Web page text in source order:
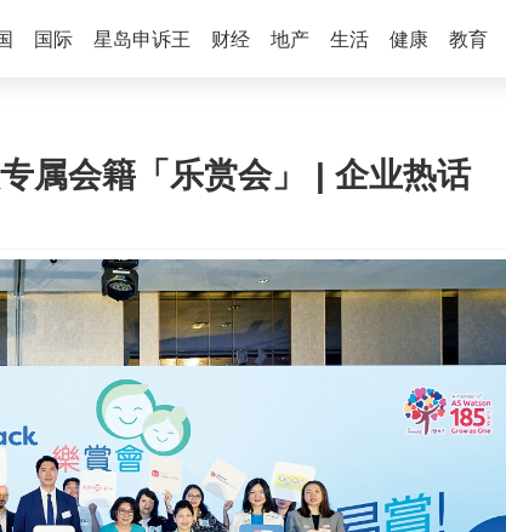
国际 星岛申诉王 财经 地产 生活 健康 教育
属会籍「乐赏会」 | 企业热话